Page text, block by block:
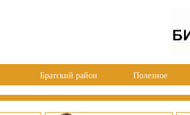
Братский район Полезное